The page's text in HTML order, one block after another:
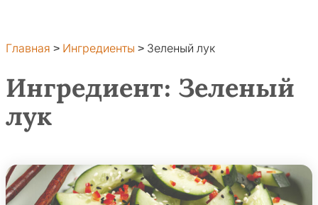
Главная > Ингредиенты > Зеленый лук
Ингредиент: Зеленый
лук